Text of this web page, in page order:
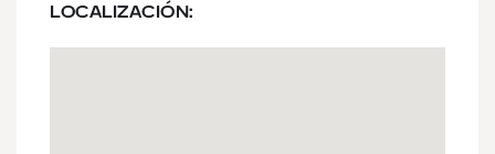
LOCALIZACIÓN: